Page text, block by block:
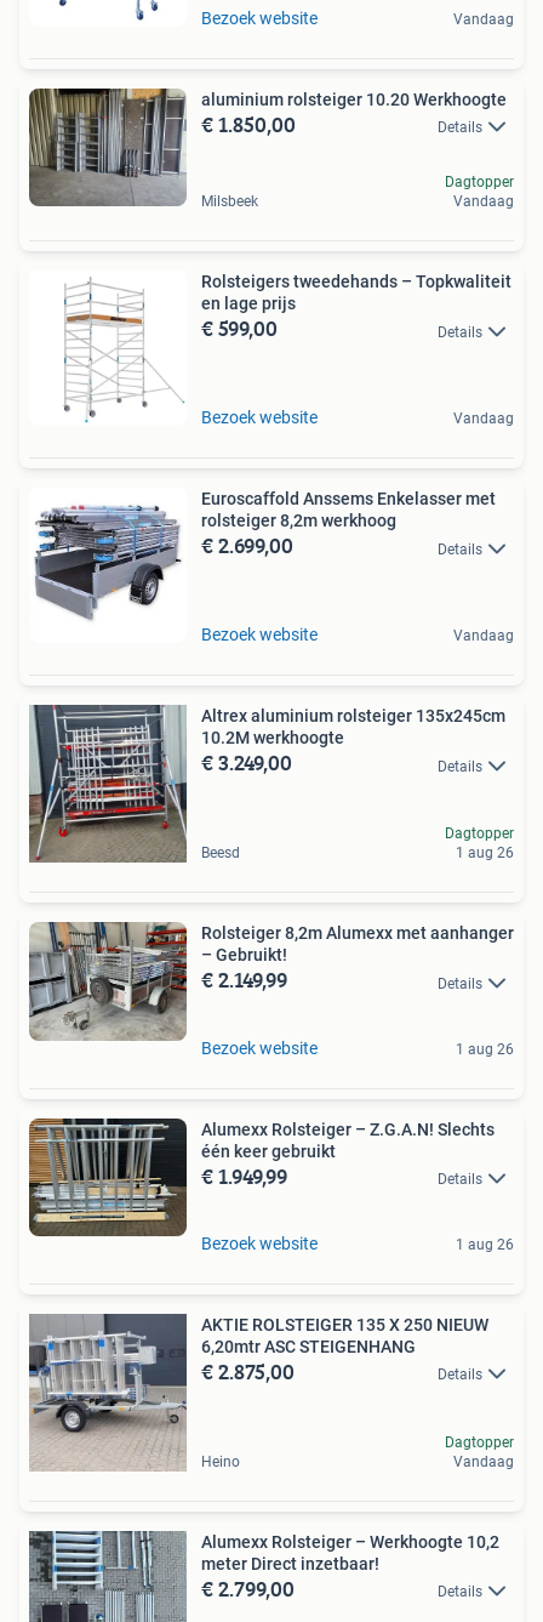
Bezoek website Vandaag
aluminium rolsteiger 10.20 Werkhoogte
€ 1.850,00 Details
Milsbeek
Dagtopper
Vandaag
Rolsteigers tweedehands – Topkwaliteit
en lage prijs
€ 599,00 Details
Bezoek website Vandaag
Euroscaffold Anssems Enkelasser met
rolsteiger 8,2m werkhoog
€ 2.699,00 Details
Bezoek website Vandaag
Altrex aluminium rolsteiger 135x245cm
10.2M werkhoogte
€ 3.249,00 Details
Beesd
Dagtopper
1 aug 26
Rolsteiger 8,2m Alumexx met aanhanger
– Gebruikt!
€ 2.149,99 Details
Bezoek website 1 aug 26
Alumexx Rolsteiger – Z.G.A.N! Slechts
één keer gebruikt
€ 1.949,99 Details
Bezoek website 1 aug 26
AKTIE ROLSTEIGER 135 X 250 NIEUW
6,20mtr ASC STEIGENHANG
€ 2.875,00 Details
Heino
Dagtopper
Vandaag
Alumexx Rolsteiger – Werkhoogte 10,2
meter Direct inzetbaar!
€ 2.799,00 Details